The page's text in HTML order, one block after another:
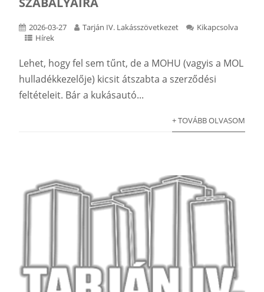
2026-03-27 Tarján IV. Lakásszövetkezet
Kikapcsolva
Hírek
Lehet, hogy fel sem tűnt, de a MOHU (vagyis a MOL
hulladékkezelője) kicsit átszabta a szerződési
feltételeit. Bár a kukásautó...
+ TOVÁBB OLVASOM